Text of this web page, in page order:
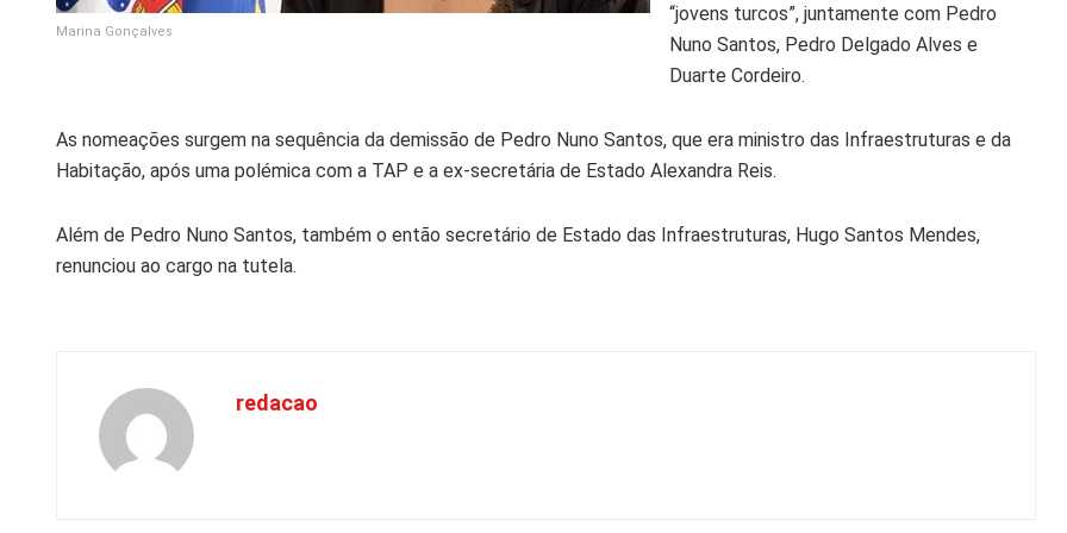
Marina Gonçalves
“jovens turcos”, juntamente com Pedro
Nuno Santos, Pedro Delgado Alves e
Duarte Cordeiro.
As nomeações surgem na sequência da demissão de Pedro Nuno Santos, que era ministro das Infraestruturas e da
Habitação, após uma polémica com a TAP e a ex-secretária de Estado Alexandra Reis.
Além de Pedro Nuno Santos, também o então secretário de Estado das Infraestruturas, Hugo Santos Mendes,
renunciou ao cargo na tutela.
redacao